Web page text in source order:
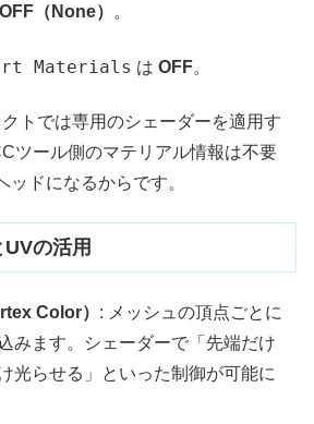
OFF（None） 。
Materials はOFF。
トでは専用のシェーダーを適用す
ツール側のマテリアル情報は不要
ッドになるからです。
の活用
Color） : メッシュの頂点ごとに
みます。シェーダーで「先端だけ
光らせる」といった制御が可能に